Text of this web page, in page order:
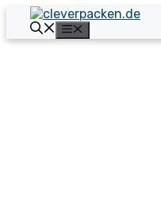
Zum
Inhalt
springen